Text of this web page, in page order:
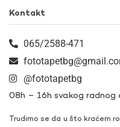
Kontakt
065/2588-471
@fototapetbg
08h – 16h svakog radnog
Trudimo se da u što kraćem